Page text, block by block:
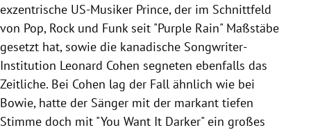
exzentrische US-Musiker Prince, der im Schnittfeld
von Pop, Rock und Funk seit "Purple Rain" Maßstäbe
gesetzt hat, sowie die kanadische Songwriter-
Institution Leonard Cohen segneten ebenfalls das
Zeitliche. Bei Cohen lag der Fall ähnlich wie bei
Bowie, hatte der Sänger mit der markant tiefen
Stimme doch mit "You Want It Darker" ein großes